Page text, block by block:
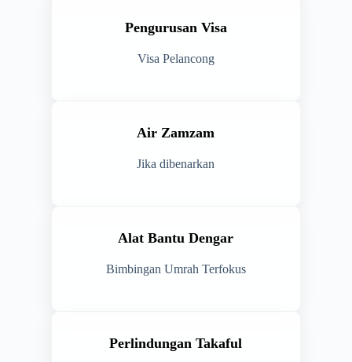
Pengurusan Visa
Visa Pelancong
Air Zamzam
Jika dibenarkan
Alat Bantu Dengar
Bimbingan Umrah Terfokus
Perlindungan Takaful